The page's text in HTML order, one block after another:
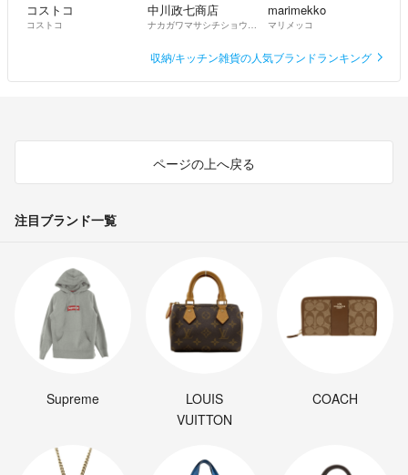
コストコ
コストコ
中川政七商店
ナカガワマサシチショウテン
marimekko
マリメッコ
収納/キッチン雑貨の人気ブランドランキング
ページの上へ戻る
注目ブランド一覧
Supreme
LOUIS
VUITTON
COACH